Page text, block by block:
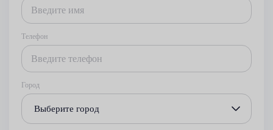
Телефон
Город
Выберите город